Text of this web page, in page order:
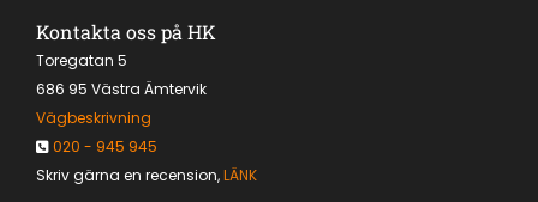
Kontakta oss på HK
Toregatan 5
686 95 Västra Ämtervik
Vägbeskrivning
 020 - 945 945
Skriv gärna en recension,LÄNK